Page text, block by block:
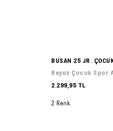
BUSAN 25 JR.
Beyaz Çocuk Spor
2.299,95 TL
2 Renk